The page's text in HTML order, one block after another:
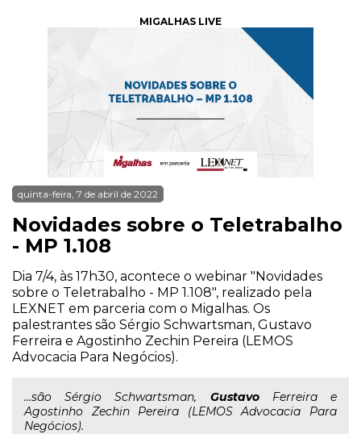
MIGALHAS LIVE
quinta-feira, 7 de abril de 2022
Novidades sobre o Teletrabalho
- MP 1.108
Dia 7/4, às 17h30, acontece o webinar "Novidades
sobre o Teletrabalho - MP 1.108", realizado pela
LEXNET em parceria com o Migalhas. Os
palestrantes são Sérgio Schwartsman, Gustavo
Ferreira e Agostinho Zechin Pereira (LEMOS
Advocacia Para Negócios).
...são Sérgio Schwartsman, GustavoFerreira e
Agostinho Zechin Pereira (LEMOS Advocacia Para
Negócios).